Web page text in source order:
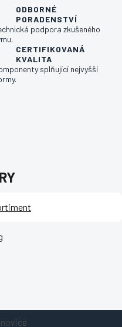
ODBORNÉ
PORADENSTVÍ
podpora zkušeného
CERTIFIKOVANÁ
KVALITA
splňující nejvyšší